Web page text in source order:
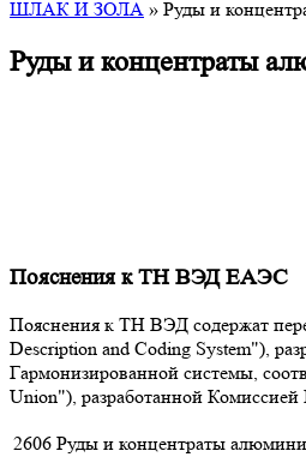
ШЛАК И ЗОЛА » Руды и
Руды и концентраты
Пояснения к ТН ВЭД ЕАЭС
Пояснения к ТН ВЭД содержат
Description and Coding System"),
Гармонизированной системы,
Union"), разработанной
2606 Руды и концентраты